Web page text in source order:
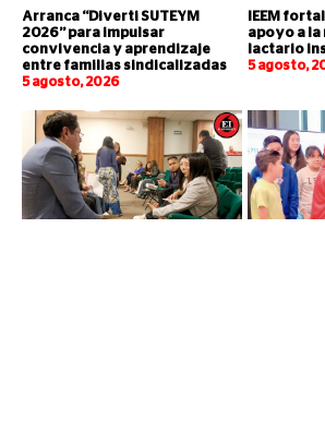
Arranca “Diverti SUTEYM
2026” para impulsar
convivencia y aprendizaje
entre familias sindicalizadas
5 agosto, 2026
IEEM
apoyo a la
lactario
5 agosto,